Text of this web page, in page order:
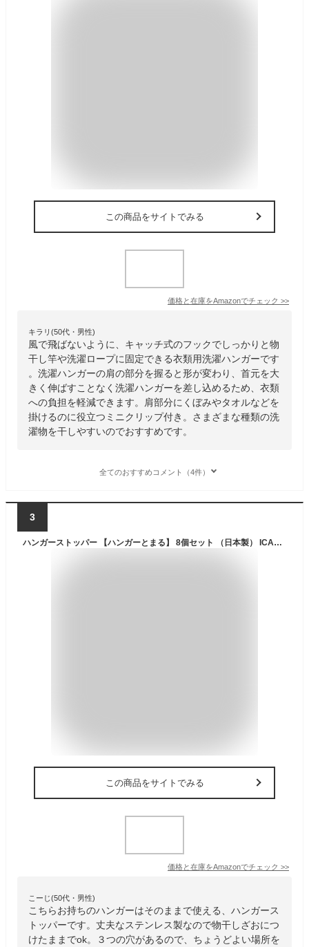
この商品をサイトでみる
価格と在庫をAmazonでチェック >>
キラリ(50代・男性)
風で飛ばないように、キャッチ式のフックでしっかりと物
干し竿や洗濯ロープに固定できる衣類用洗濯ハンガーです
。洗濯ハンガーの肩の部分を握ると形が変わり、首元を大
きく伸ばすことなく洗濯ハンガーを差し込めるため、衣類
への負担を軽減できます。肩部分にくぼみやタオルなどを
掛けるのに役立つミニクリップ付き。さまざまな種類の洗
濯物を干しやすいのでおすすめです。
全てのおすすめコメント（4件）
3
ハンガーストッパー 【ハンガーとまる】 8個セット （日本製） ICA009-001-AF
この商品をサイトでみる
価格と在庫をAmazonでチェック >>
こーじ(50代・男性)
こちらお持ちのハンガーはそのままで使える、ハンガース
トッパーです。丈夫なステンレス製なので物干しざおにつ
けたままでok。３つの穴があるので、ちょうどよい場所を